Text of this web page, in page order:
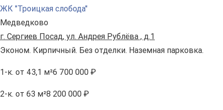
ЖК "Троицкая слобода"
Медведково
г. Сергиев Посад, ул. Андрея Рублёва , д.1
Эконом. Кирпичный. Без отделки. Наземная парковка.
1-к. от 43,1 м²6 700 000 ₽
2-к. от 63 м²8 200 000 ₽